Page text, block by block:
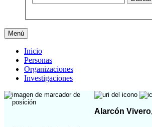
Menú
Inicio
Personas
Organizaciones
Investigaciones
Alarcón